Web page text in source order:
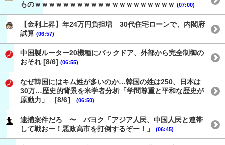
ものｗｗｗｗｗｗｗｗｗｗｗｗｗｗｗｗｗｗｗｗ (07:00)
【金利上昇】年24万円負担増 30代住宅ローンで、内閣府
試算 (06:57)
中国製ルーター20機種にバックドア、外部から完全制御の
おそれ [8/6] (06:55)
なぜ韓国にはキム姓が多いのか…韓国の姓は250、日本は
30万…歴史的背景を米学者分析「学問尊重と平和な歴史が
原動力」 ［8/6］
(06:50)
逮捕案件だろ 〜 パヨク「アジア人民、中国人民と連帯
して戦おー！悪政高市を打倒するぞー！」
(06:45)